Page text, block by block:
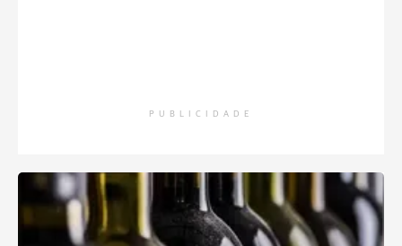
PUBLICIDADE